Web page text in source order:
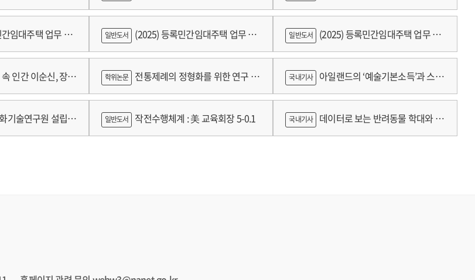
임대주택 업무 편
속 인간 이순신, 장군
기술연구원 설립
일반도서 (2025) 등록민간임대주택 업무 편
람
학위논문 전통제례의 정형화를 위한 연구 :
가제를 중심으로
일반도서 작전수행체계 : 美 교육회장 5-0.1
일반도서 (2025) 등록민간임대주택 업무 편
람
국내기사 아일랜드의 ‘예술기본소득’과 스코
틀랜드의 예술인 소득보장정책 논의
국내기사 데이터로 보는 반려동물 학대와 분